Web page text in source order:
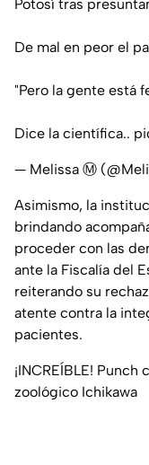
Potosí tras
De mal en peor el
"Pero la gente está
Dice la científica..
— Melissa Ⓜ️
Asimismo, la
brindando
proceder con las
ante la Fiscalía del
reiterando su
atente contra la
pacientes.
¡INCREÍBLE!
zoológico Ichikawa